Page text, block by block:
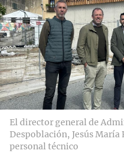
El director general de
Despoblación, Jesús
personal técnico